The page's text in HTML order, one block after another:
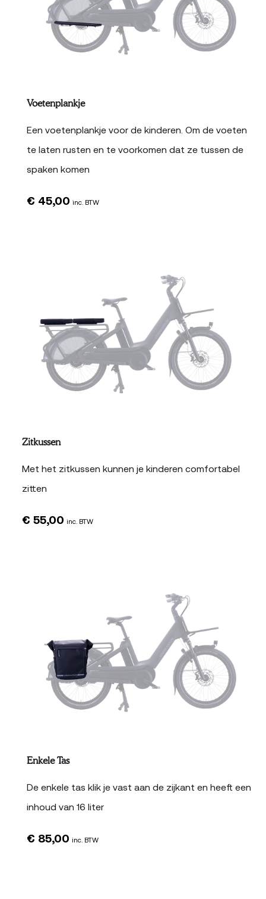
Voetenplankje
Een voetenplankje voor de kinderen. Om de voeten
te laten rusten en te voorkomen dat ze tussen de
spaken komen
€ 45,00 inc. BTW
Zitkussen
Met het zitkussen kunnen je kinderen comfortabel
zitten
€ 55,00 inc. BTW
Enkele Tas
De enkele tas klik je vast aan de zijkant en heeft een
inhoud van 16 liter
€ 85,00 inc. BTW